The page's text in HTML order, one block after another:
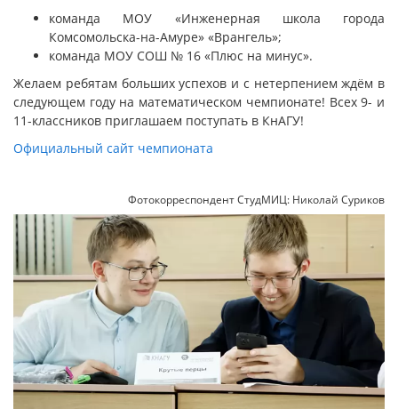
команда МОУ «Инженерная школа города
Комсомольска-на-Амуре» «Врангель»;
команда МОУ СОШ № 16 «Плюс на минус».
Желаем ребятам больших успехов и с нетерпением ждём в
следующем году на математическом чемпионате! Всех 9- и
11-классников приглашаем поступать в КнАГУ!
Официальный сайт чемпионата
Фотокорреспондент СтудМИЦ: Николай Суриков